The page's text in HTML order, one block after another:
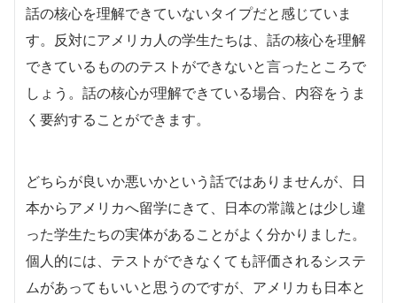
話の核心を理解できていないタイプだと感じていま
す。反対にアメリカ人の学生たちは、話の核心を理解
できているもののテストができないと言ったところで
しょう。話の核心が理解できている場合、内容をうま
く要約することができます。
どちらが良いか悪いかという話ではありませんが、日
本からアメリカへ留学にきて、日本の常識とは少し違
った学生たちの実体があることがよく分かりました。
個人的には、テストができなくても評価されるシステ
ムがあってもいいと思うのですが、アメリカも日本と